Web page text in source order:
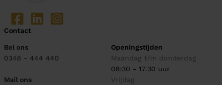
Contact
Bel ons
0348 - 444 440
Mail ons
Openingstijden
Maandag t/m donderdag
08:30 - 17.30 uur
Vrijdag